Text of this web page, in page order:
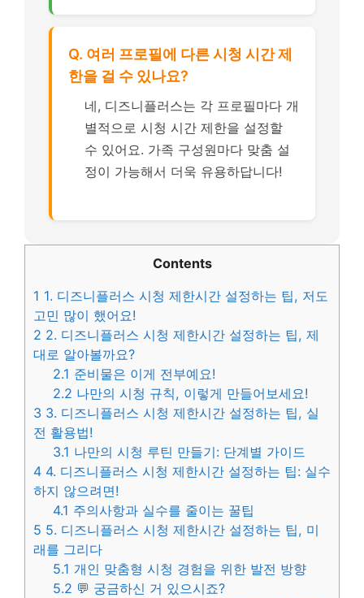
Q. 여러 프로필에 다른 시청 시간 제
한을 걸 수 있나요?
네, 디즈니플러스는 각 프로필마다 개
별적으로 시청 시간 제한을 설정할
수 있어요. 가족 구성원마다 맞춤 설
정이 가능해서 더욱 유용하답니다!
Contents
1 1. 디즈니플러스 시청 제한시간 설정하는 팁, 저도
고민 많이 했어요!
2 2. 디즈니플러스 시청 제한시간 설정하는 팁, 제
대로 알아볼까요?
2.1 준비물은 이게 전부예요!
2.2 나만의 시청 규칙, 이렇게 만들어보세요!
3 3. 디즈니플러스 시청 제한시간 설정하는 팁, 실
전 활용법!
3.1 나만의 시청 루틴 만들기: 단계별 가이드
4 4. 디즈니플러스 시청 제한시간 설정하는 팁: 실수
하지 않으려면!
4.1 주의사항과 실수를 줄이는 꿀팁
5 5. 디즈니플러스 시청 제한시간 설정하는 팁, 미
래를 그리다
5.1 개인 맞춤형 시청 경험을 위한 발전 방향
5.2 💬 궁금하신 거 있으시죠?